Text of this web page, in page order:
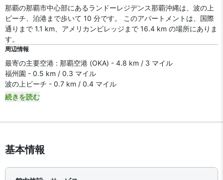
那覇の那覇市中心部にあるランドーレジデンス那覇沖縄は、波の上
ビーチ、泊港まで歩いて 10 分です。 このアパートメントは、国際
通りまで 1.1 km、アメリカンビレッジまで 16.4 km の場所にありま
す。
周辺情報
最寄の主要空港 : 那覇空港 (OKA) - 4.8 km / 3 マイル
福州園 - 0.5 km / 0.3 マイル
波の上ビーチ - 0.7 km / 0.4 マイル
続きを読む
基本情報